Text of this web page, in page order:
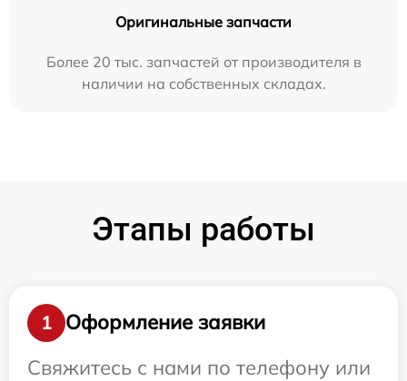
Оригинальные запчасти
Более 20 тыс. запчастей от производителя в
наличии на собственных складах.
Этапы работы
1
Оформление заявки
Свяжитесь с нами по телефону или